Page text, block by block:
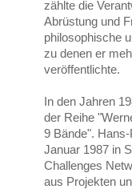
zählte die
Abrüstung und
philosophische
zu denen er
veröffentlichte.
In den Jahren
der Reihe
9 Bände".
Januar 1987 in
Challenges
aus Projekten